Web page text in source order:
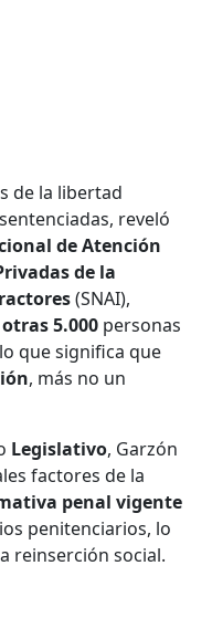
de la libertad
reveló
de Atención
de la
(SNAI),
5.000 personas
que significa que
, más no un
Legislativo, Garzón
factores de la
penal vigente
penitenciarios, lo
reinserción social.